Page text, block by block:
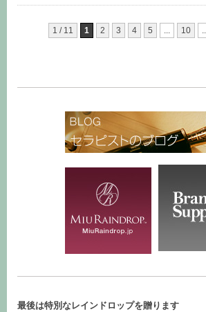
1 / 11 1 2 3 4 5 ... 10
最後は特別なレインドロップを贈ります